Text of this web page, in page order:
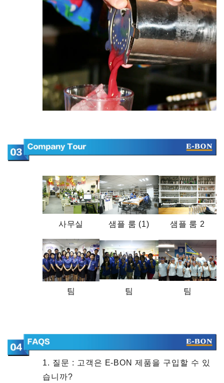
사무실 샘플 룸 (1) 샘플 룸 2
팀 팀 팀
1. 질문 : 고객은 E-BON 제품을 구입할 수 있
습니까?